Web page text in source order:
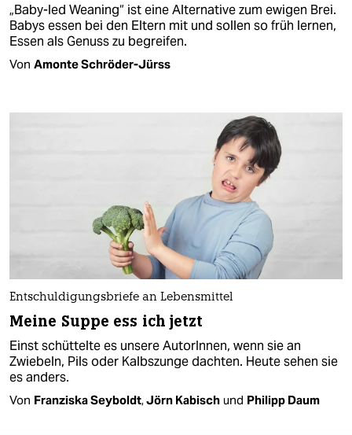
„Baby-led Weaning“ ist eine Alternative zum ewigen Brei.
Babys essen bei den Eltern mit und sollen so früh lernen,
Essen als Genuss zu begreifen.
Von Amonte Schröder-Jürss
Entschuldigungsbriefe an Lebensmittel
Meine Suppe ess ich jetzt
Einst schüttelte es unsere AutorInnen, wenn sie an
Zwiebeln, Pils oder Kalbszunge dachten. Heute sehen sie
es anders.
Von Franziska Seyboldt,Jörn Kabisch und Philipp Daum